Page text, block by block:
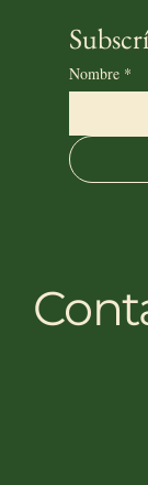
Nombre *